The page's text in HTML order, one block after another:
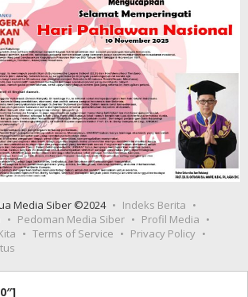
Media Siber ©2024
Indeks Berita
Pedoman Media Siber
Profil Media
Terms of Service
Privacy Policy